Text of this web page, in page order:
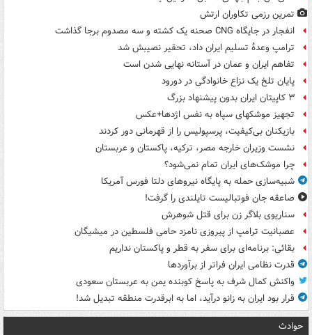
تمرین رزمی تکاوران ارتش
انفجار در جایگاه CNG صحنه یک کشته و سه مصدوم برجا گذاشت
ترامپ وعدۀ تسلیم ایران داد، تحقیر نصیبش شد
تفاهم ایران و عمان در آستانه نهایی شدن است
پایان تلخ یک نزاع خانوادگی در دورود
۳ کاپیتان ایران بدون پیشنهاد بزرگ
تجهیز موشکهای سپاه به نفس اژدها+عکس
بازیکنان بی‌کیفیت، پرسپولیس را از قهرمانی دور کردند
نشست وزیران خارجه مصر، ترکیه، پاکستان و عربستان
چرا موشک‌های ایران تمام نمی‌شود؟
شبیه‌سازی حمله به پایگاه نیروهای دلتا فورس آمریکا
صاعقه جان فوتبالیست تایلندی را گرفت!
سناریوی بلاگر زن برای قتل شوهرش
عصبانیت ترامپ از پیروزی نامزد حامی فلسطین در میشیگان
بقائی: برنامه‌ای برای سفر به قطر و پاکستان نداریم
قدرت نظامی ایران فراتر از برآوردها
واکنش کمال شرف به پاسخ کوبنده یمن به عربستان سعودی
قرار بود ایران به زانو درآید، اما به ابرقدرت منطقه تبدیل شد!
حوادث